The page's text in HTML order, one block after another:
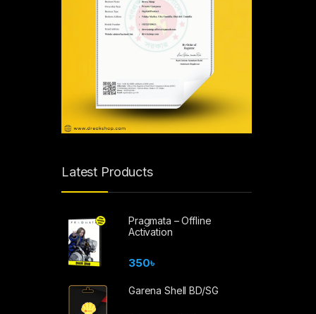
Latest Products
Pragmata – Offline
Activation
350৳
Garena Shell BD/SG